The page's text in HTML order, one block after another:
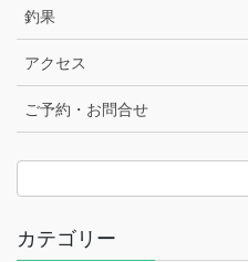
釣果
アクセス
ご予約・お問合せ
カテゴリー